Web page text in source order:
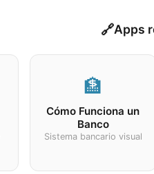
🔗Apps
🏦
Cómo Funciona un
Banco
Sistema bancario visual